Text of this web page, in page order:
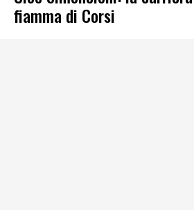
fiamma di Corsi